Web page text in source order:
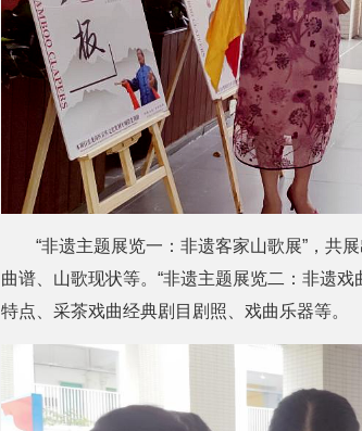
“非遗主题展览一：非遗客家山歌展”，共
曲谱、山歌现状等。“非遗主题展览二：非遗
特点、采茶戏曲经典剧目剧照、戏曲乐器等。